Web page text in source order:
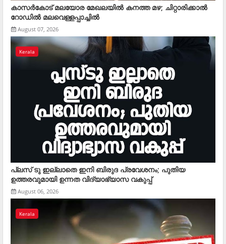
കാസര്‍കോട് മലയോര മേഖലയില്‍ കനത്ത മഴ; ചിറ്റാരിക്കാല്‍
റോഡില്‍ മലവെള്ളപ്പാച്ചില്‍
August 07, 2026
Kerala
പ്ലസ് ടു ഇല്ലാതെ ഇനി ബിരുദ പ്രവേശനം; പുതിയ
ഉത്തരവുമായി ഉന്നത വിദ്യാഭ്യാസ വകുപ്പ്
August 06, 2026
Kerala